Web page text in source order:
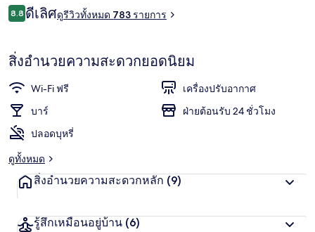
รีวิว
8.88.8 จาก 10
ดีเลิศดูรีวิวทั้งหมด 783 รายการ
สิ่งอำนวยความสะดวกยอดนิยม
Wi-Fi ฟรี
เครื่องปรับอากาศ
บาร์
ฝ่ายต้อนรับ 24 ชั่วโมง
ปลอดบุหรี่
ดูทั้งหมด
สิ่งอำนวยความสะดวกหลัก (9)
รู้สึกเหมือนอยู่บ้าน (6)